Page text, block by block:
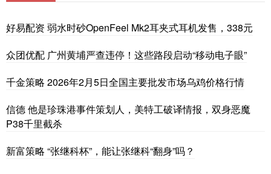
好易配资 弱水时砂OpenFeel Mk2耳夹式耳机发售，338元
众团优配 广州黄埔严查违停！这些路段启动“移动电子眼”
千金策略 2026年2月5日全国主要批发市场乌鸡价格行情
信德 他是珍珠港事件策划人，美特工破译情报，双身恶魔
P38千里截杀
新富策略 “张继科杯”，能让张继科“翻身”吗？